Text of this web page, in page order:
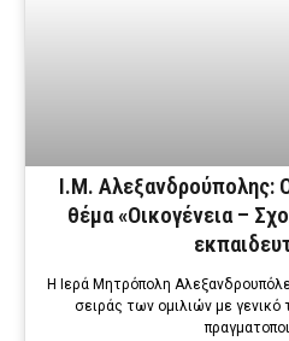
Ι.Μ. Αλεξανδρούπολης:
θέμα «Οικογένεια –
Η Ιερά Μητρόπολη
σειράς των ομιλιών με